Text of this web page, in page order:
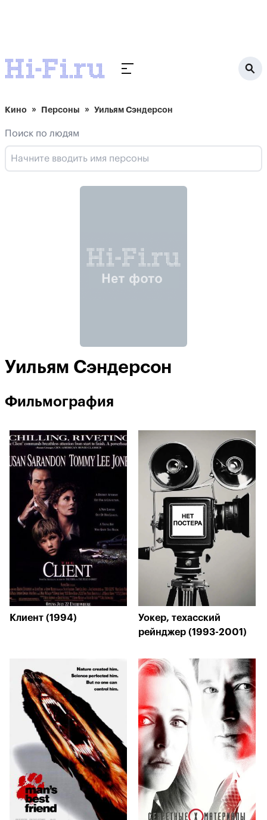
Кино Персоны Уильям Сэндерсон
Поиск по людям
Уильям Сэндерсон
Фильмография
Клиент (1994)
Уокер, техасский
рейнджер (1993-2001)